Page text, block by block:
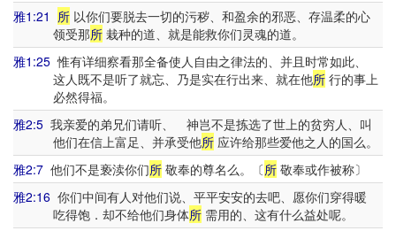
雅1:21 所 以你们要脱去一切的污秽、和盈余的邪恶、存温柔的心
领受那所栽种的道、就是能救你们灵魂的道。
雅1:25 惟有详细察看那全备使人自由之律法的、并且时常如此、
这人既不是听了就忘、乃是实在行出来、就在他所行的事上
必然得福。
雅2:5 我亲爱的弟兄们请听、 神岂不是拣选了世上的贫穷人、叫
他们在信上富足、并承受他所应许给那些爱他之人的国么。
雅2:7 他们不是亵渎你们所 敬奉的尊名么。〔所 敬奉或作被称〕
雅2:16 你们中间有人对他们说、平平安安的去吧、愿你们穿得暖
吃得饱．却不给他们身体所需用的、这有什么益处呢。